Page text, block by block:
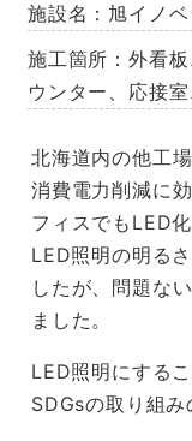
施設名：旭イノ
施工箇所：外看
ウンター、応接
北海道内の他工
消費電力削減に
フィスでもLED
LED照明の明る
したが、問題な
ました。
LED照明にする
SDGsの取り組み